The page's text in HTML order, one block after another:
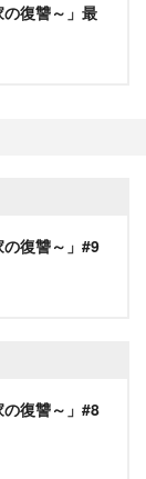
復讐～」最
復讐～」#9
復讐～」#8